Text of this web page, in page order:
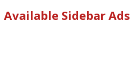
Available Sidebar Ads